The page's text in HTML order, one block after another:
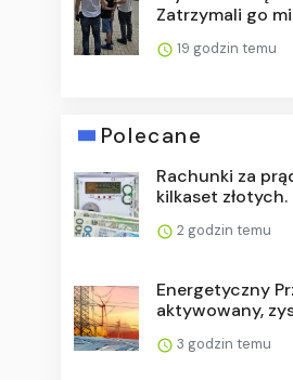
Zatrzymali go
19 godzin temu
Polecane
Rachunki za
kilkaset złotych.
2 godzin temu
Energetyczny
aktywowany,
3 godzin temu